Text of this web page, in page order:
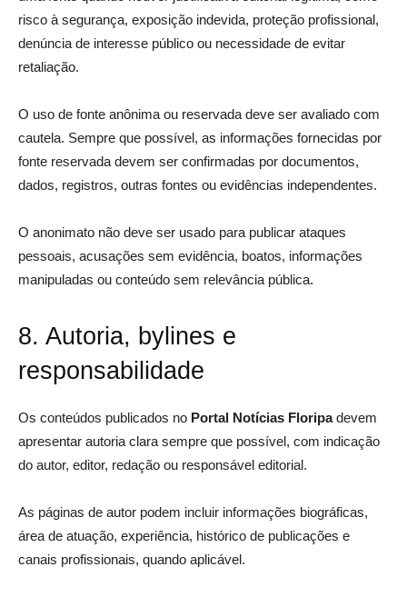
risco à segurança, exposição indevida, proteção profissional,
denúncia de interesse público ou necessidade de evitar
retaliação.
O uso de fonte anônima ou reservada deve ser avaliado com
cautela. Sempre que possível, as informações fornecidas por
fonte reservada devem ser confirmadas por documentos,
dados, registros, outras fontes ou evidências independentes.
O anonimato não deve ser usado para publicar ataques
pessoais, acusações sem evidência, boatos, informações
manipuladas ou conteúdo sem relevância pública.
8. Autoria, bylines e
responsabilidade
Os conteúdos publicados no Portal Notícias Floripadevem
apresentar autoria clara sempre que possível, com indicação
do autor, editor, redação ou responsável editorial.
As páginas de autor podem incluir informações biográficas,
área de atuação, experiência, histórico de publicações e
canais profissionais, quando aplicável.